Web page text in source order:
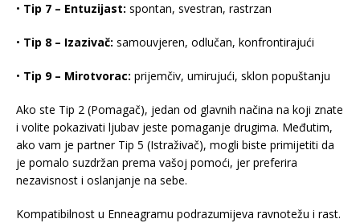
• Tip 7 – Entuzijast: spontan, svestran, rastrzan
• Tip 8 – Izazivač: samouvjeren, odlučan, konfrontirajući
• Tip 9 – Mirotvorac: prijemčiv, umirujući, sklon popuštanju
Ako ste Tip 2 (Pomagač), jedan od glavnih načina na koji znate
i volite pokazivati ljubav jeste pomaganje drugima. Međutim,
ako vam je partner Tip 5 (Istraživač), mogli biste primijetiti da
je pomalo suzdržan prema vašoj pomoći, jer preferira
nezavisnost i oslanjanje na sebe.
Kompatibilnost u Enneagramu podrazumijeva ravnotežu i rast.